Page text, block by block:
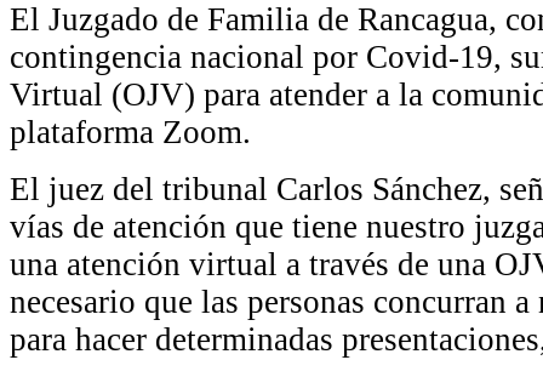
El Juzgado de Familia de Rancagua,
contingencia nacional por Covid-19,
Virtual (OJV) para atender a la
plataforma Zoom.
El juez del tribunal Carlos Sánchez,
vías de atención que tiene nuestro
una atención virtual a través de una
necesario que las personas concurran a
para hacer determinadas